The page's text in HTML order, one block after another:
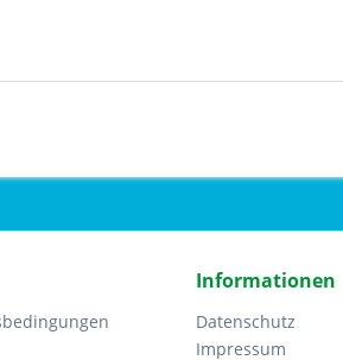
Informationen
Datenschutz
Impressum